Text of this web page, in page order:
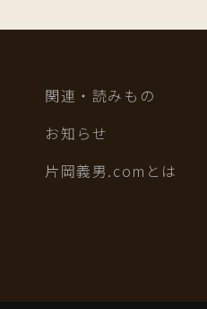
関連・読みもの
お知らせ
片岡義男.comとは